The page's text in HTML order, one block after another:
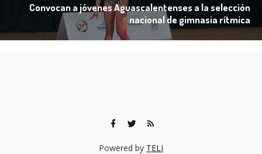
Convocan a jóvenes Aguascalentenses a la selección
nacional de gimnasia rítmica
Powered by TELI